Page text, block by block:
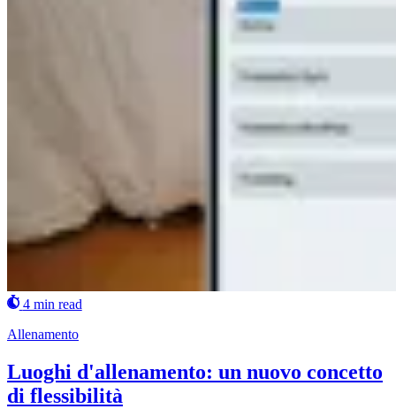
4 min read
Allenamento
Luoghi d'allenamento: un nuovo concetto
di flessibilità